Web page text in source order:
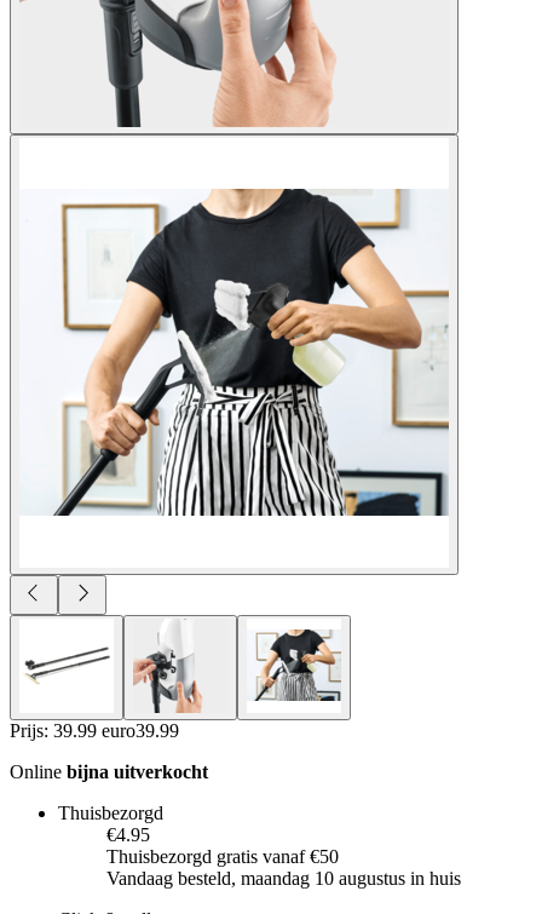
Prijs: 39.99 euro39.99
Online bijna uitverkocht
Thuisbezorgd
€4.95
Thuisbezorgd gratis vanaf €50
Vandaag besteld, maandag 10 augustus in huis